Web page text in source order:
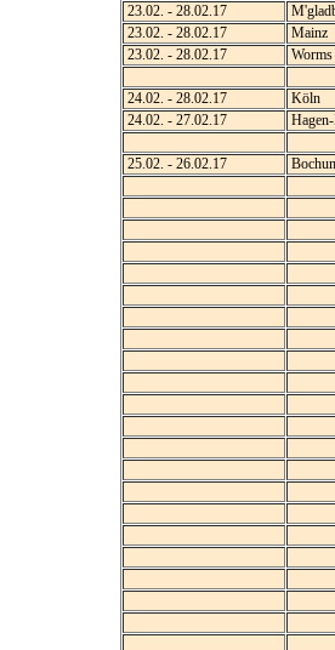
23.02. - 28.02.17
23.02. - 28.02.17
Mainz
23.02. - 28.02.17
Worms
24.02. - 28.02.17
Köln
24.02. - 27.02.17
25.02. - 26.02.17